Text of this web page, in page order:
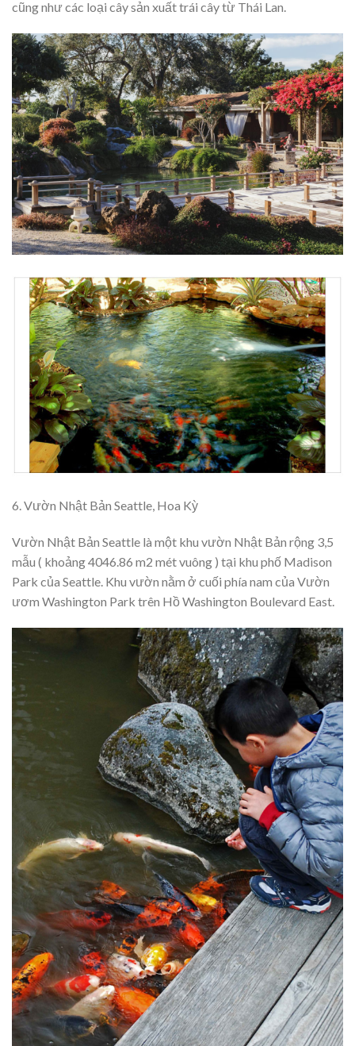
cũng như các loại cây sản xuất trái cây từ Thái Lan.
6. Vườn Nhật Bản Seattle, Hoa Kỳ
Vườn Nhật Bản Seattle là một khu vườn Nhật Bản rộng 3,5
mẫu ( khoảng 4046.86 m2 mét vuông ) tại khu phố Madison
Park của Seattle. Khu vườn nằm ở cuối phía nam của Vườn
ươm Washington Park trên Hồ Washington Boulevard East.